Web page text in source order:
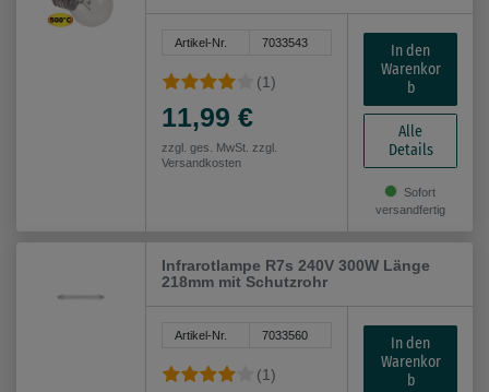
Artikel-Nr. 7033543
(1)
11,99 €
zzgl. ges. MwSt. zzgl.
Versandkosten
In den
Warenkor
b
Alle
Details
Sofort
versandfertig
Infrarotlampe R7s 240V 300W Länge
218mm mit Schutzrohr
Artikel-Nr. 7033560
(1)
In den
Warenkor
b